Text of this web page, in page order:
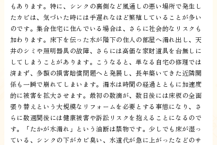
もあります。特に、シンクの裏側など風通しの悪い場所で発生し
たカビは、気づいた時には手遅れなほど繁殖していることが多い
のです。集合住宅に住んでいる場合は、さらに社会的なリスクも
加わります。床下を伝った水が階下の住人の部屋へ漏れ出し、天
井のシミや照明器具の故障、さらには高価な家財道具を台無しに
してしまうことがあります。こうなると、単なる自宅の修理では
済まず、多額の損害賠償問題へと発展し、長年築いてきた近隣関
係も一瞬で崩れてしまいます。漏水は時間の経過とともに加速度
的に被害を拡大させます。最初の数滴が、数日後には床板の全面
張り替えという大規模なリフォームを必要とする事態になり、さ
らに数週間後には健康被害や訴訟リスクを抱えることになるので
す。「たかが水漏れ」という油断は禁物です。少しでも床が湿っ
ている、シンクの下がカビ臭い、水道代が急に上がったなどのサ